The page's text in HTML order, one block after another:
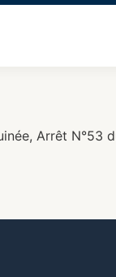
Arrêt N°53